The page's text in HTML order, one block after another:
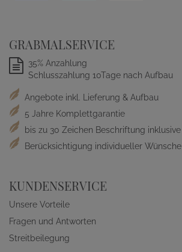
GRABMALSERVICE
35% Anzahlung
Schlusszahlung 10Tage nach Aufbau
Angebote inkl. Lieferung & Aufbau
5 Jahre Komplettgarantie
bis zu 30 Zeichen Beschriftung inklusive
Berücksichtigung individueller Wünsche
KUNDENSERVICE
Unsere Vorteile
Fragen und Antworten
Streitbeilegung